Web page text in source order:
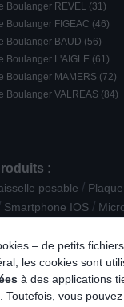
– de petits
les cookies sont
à des applications
Toutefois, vous
Boulanger REVEL (31)
Boulanger FIGEAC (46)
Boulanger BAUD (56)
Boulanger L'AIGLE (61)
Boulanger MAMERS (72)
Boulanger VALREAS (84)
:
posable /
Smartphone IOS /